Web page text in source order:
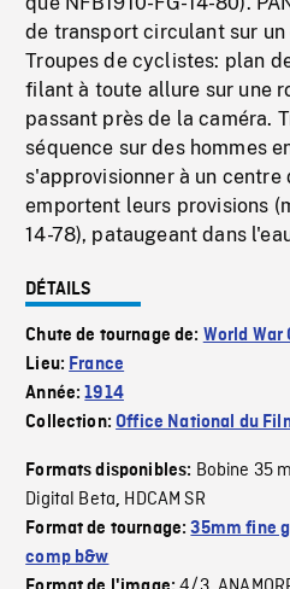
de transport circulant sur un
Troupes de cyclistes: plan
filant à toute allure sur une
passant près de la caméra.
séquence sur des hommes
s'approvisionner à un
emportent leurs provisions
14-78), pataugeant dans
DÉTAILS
Chute de tournage de: World War
Lieu: France
Année:1914
Collection:Office National du
Formats disponibles: Bobine 35
Digital Beta, HDCAM SR
Format de tournage:35mm fine
comp b&w